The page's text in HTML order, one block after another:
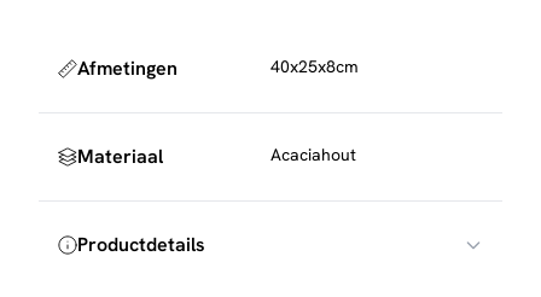
Afmetingen 40x25x8cm
Materiaal Acaciahout
Productdetails